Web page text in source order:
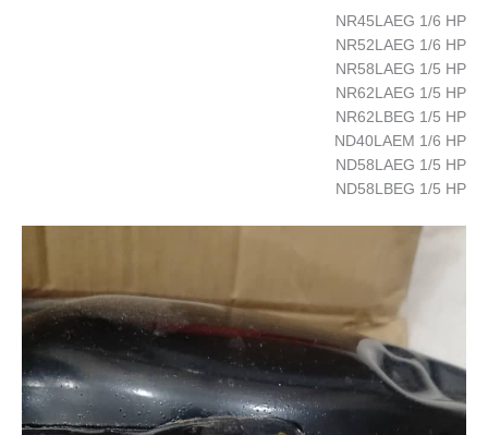
NR45LAEG 1/6 HP
NR52LAEG 1/6 HP
NR58LAEG 1/5 HP
NR62LAEG 1/5 HP
NR62LBEG 1/5 HP
ND40LAEM 1/6 HP
ND58LAEG 1/5 HP
ND58LBEG 1/5 HP